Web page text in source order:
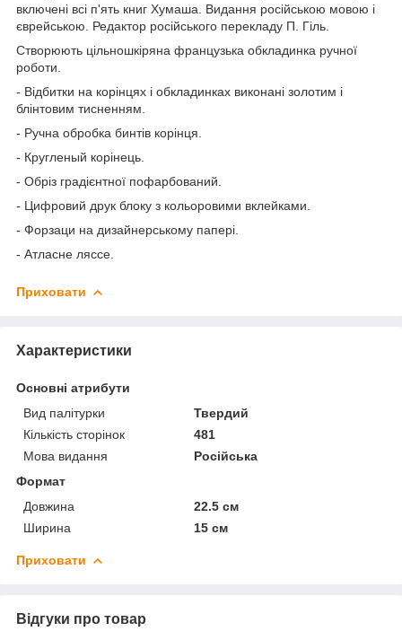
включені всі п'ять книг Хумаша. Видання російською мовою і
єврейською. Редактор російського перекладу П. Гіль.
Створюють цільношкіряна французька обкладинка ручної
роботи.
- Відбитки на корінцях і обкладинках виконані золотим і
блінтовим тисненням.
- Ручна обробка бинтів корінця.
- Кругленый корінець.
- Обріз градієнтної пофарбований.
- Цифровий друк блоку з кольоровими вклейками.
- Форзаци на дизайнерському папері.
- Атласне ляссе.
Приховати
Характеристики
Основні атрибути
Вид палітурки
Твердий
Кількість сторінок
481
Мова видання
Російська
Формат
Довжина
22.5 см
Ширина
15 см
Приховати
Відгуки про товар